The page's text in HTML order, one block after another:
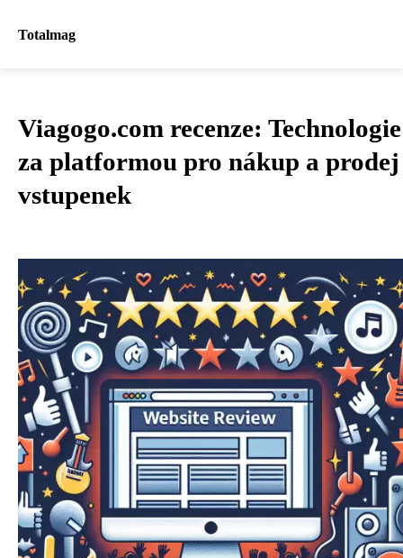
Totalmag
Viagogo.com recenze: Technologie
za platformou pro nákup a prodej
vstupenek